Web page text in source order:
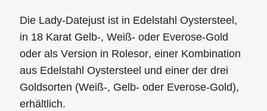
Die Lady‑Datejust ist in Edelstahl Oystersteel,
in 18 Karat Gelb-, Weiß- oder Everose-Gold
oder als Version in Rolesor, einer Kombination
aus Edelstahl Oystersteel und einer der drei
Goldsorten (Weiß-, Gelb- oder Everose-Gold),
erhältlich.